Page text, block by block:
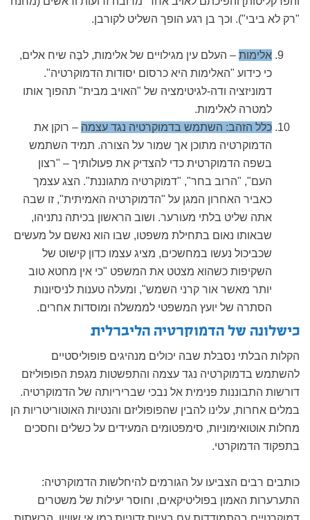
"רק לא ביבי"). וכך בן רגע הופך השליט לקורבן.
אלימות – העלם עין מגילויים של אלימות, לבֶּה שיח אלים,
כי כידוע "האלימות היא כרסום יסודות הדמוקרטיה".
דמוניזציה ודה-לגיטימציה של "האויב מבית" תהפוך אותו
למטרה לאלימות.
כלל הזהב: השתמש בדמוקרטיה נגד עצמה – רוקן את
הדמוקרטיה מתוכן אך שמור על הצורה. תמיד השתמש
בשפה הדמוקרטית כדי להצדיק את פעולותיך – "רצון
העם", "הרוב בחר", "דמוקרטיה מתגוננת". הצג עצמך
כאביר האחרון המגן על "הדמוקרטיה האמיתית", זו שבה
אתה שליט בלתי מעורער. ושוב הראשון בכיתה נתניהו,
שבאותו נאום בתחילת משפטו, שבו הוא נאשם על מעשים
שכביכול נעשו במחשכים, מציג עצמו כדון קישוט של
השקיפות כשהוא מצטט את המשפט "כי אין מחטא טוב
יותר מאשר אור קרני השמש", ומעלה טענות לניסיונות
הסתרה של יועץ המשפטי לממשלה ומוסדות אחרים.
כישלונה של הדמוקרטיה הליברלית
הקלות הבלתי נסבלת שבה יכולים מנהיגים פופוליסטיים
להשתמש בדמוקרטיה נגד עצמה והתפשטות מגפת הפופוליזם
דורשות התבוננות פנימית אל נבכי שבריריותה של הדמוקרטיה.
במלים אחרות, עלינו להבין שהפופוליזם והנטיות האוטוריטריות הן
מחלות אוטואימוניות, סימפטומים המעידים על כשלים וחסכים
בתפקוד הדמוקרטי.
כותבים רבים הצביעו על הגורמים להיחלשות הדמוקרטיה:
התערערות האמון בפוליטיקאים, וחוסר יעילות של משטרים